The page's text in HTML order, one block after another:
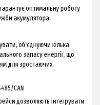
оптимальну роботу
акумулятора.
об'єднуючи кілька
запасу енергії, що
для зростаючих
CAN
дозволяють інтегрувати